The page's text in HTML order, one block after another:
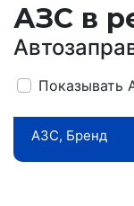
АЗС в
Показывать
АЗС, Бренд